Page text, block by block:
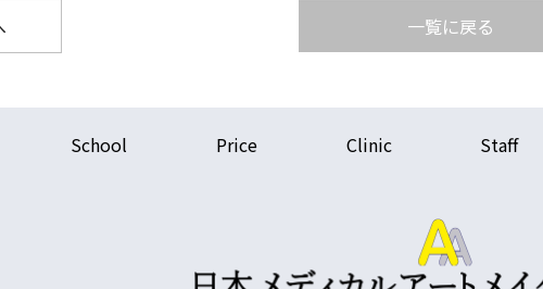
一覧に戻る
School Price Clinic Staff